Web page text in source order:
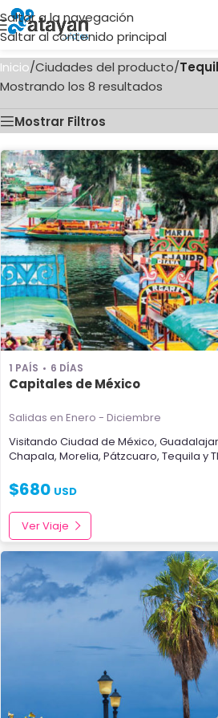
Saltar a la navegación
Saltar al contenido principal
Inicio/Ciudades del producto/
Mostrando los 8 resultados
Mostrar Filtros
1 PAÍS 6 DÍAS
Capitales de México
Salidas en Enero - Diciembre
Visitando Ciudad de México,
Chapala, Morelia, Pátzcuaro, Tequila y
$680 USD
Ver Viaje